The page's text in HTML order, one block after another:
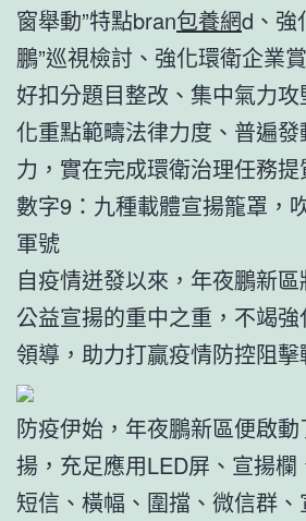
窗舉動”特點bran包養網d、強
鵬”巡視檢討、強化環衛企業
好扣分題目整改、集中氣力
化重點範疇法律力度、普遍
力，實在完成環衛治理任務提
數字9：九種載體宣揚籠罩，
軍號
自疫情迸發以來，年夜鵬新
公益宣揚的重中之重，不竭
領導，助力打贏疫情防控阻擊
防疫伊始，年夜鵬新區便啟
揚，充足應用LED屏、宣揚欄
短信、橫幅、圍擋、微信群